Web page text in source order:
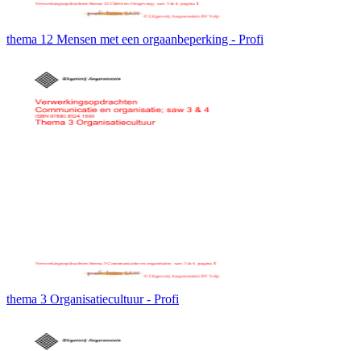
thema 12 Mensen met een orgaanbeperking - Profi
thema 3 Organisatiecultuur - Profi